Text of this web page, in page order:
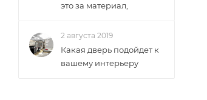
это за материал,
2 августа 2019
Какая дверь подойдет к
вашему интерьеру